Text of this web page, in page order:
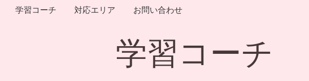
学習コーチ 対応エリア お問い合わせ
学習コーチ